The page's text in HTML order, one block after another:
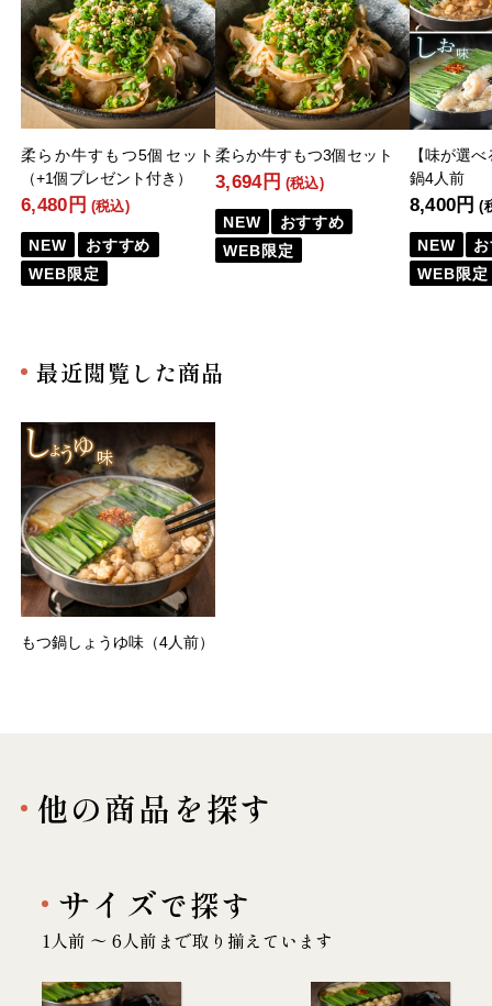
柔らか牛すもつ5個セット
（+1個プレゼント付き）
6,480円 (税込)
NEW
おすすめ
WEB限定
柔らか牛すもつ3個セット
3,694円 (税込)
NEW
おすすめ
WEB限定
【味が選
鍋4人前
8,400円 (
NEW
WEB限定
最近閲覧した商品
もつ鍋しょうゆ味（4人前）
他の商品を探す
サイズで探す
1人前 〜 6人前まで取り揃えています